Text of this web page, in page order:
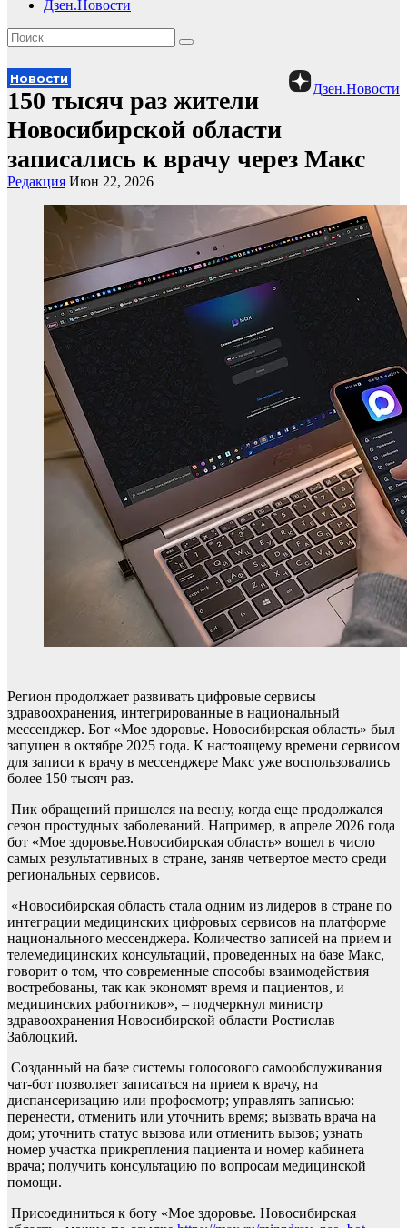
Дзен.Новости
Дзен.Новости
Новости
150 тысяч раз жители
Новосибирской области
записались к врачу через Макс
Редакция Июн 22, 2026
Регион продолжает развивать цифровые сервисы
здравоохранения, интегрированные в национальный
мессенджер. Бот «Мое здоровье. Новосибирская область» был
запущен в октябре 2025 года. К настоящему времени сервисом
для записи к врачу в мессенджере Макс уже воспользовались
более 150 тысяч раз.
Пик обращений пришелся на весну, когда еще продолжался
сезон простудных заболеваний. Например, в апреле 2026 года
бот «Мое здоровье.Новосибирская область» вошел в число
самых результативных в стране, заняв четвертое место среди
региональных сервисов.
«Новосибирская область стала одним из лидеров в стране по
интеграции медицинских цифровых сервисов на платформе
национального мессенджера. Количество записей на прием и
телемедицинских консультаций, проведенных на базе Макс,
говорит о том, что современные способы взаимодействия
востребованы, так как экономят время и пациентов, и
медицинских работников», – подчеркнул министр
здравоохранения Новосибирской области Ростислав
Заблоцкий.
Созданный на базе системы голосового самообслуживания
чат-бот позволяет записаться на прием к врачу, на
диспансеризацию или профосмотр; управлять записью:
перенести, отменить или уточнить время; вызвать врача на
дом; уточнить статус вызова или отменить вызов; узнать
номер участка прикрепления пациента и номер кабинета
врача; получить консультацию по вопросам медицинской
помощи.
Присоединиться к боту «Мое здоровье. Новосибирская